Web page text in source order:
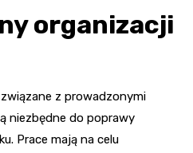
organizacji
z prowadzonymi
niezbędne do poprawy
Prace mają na celu